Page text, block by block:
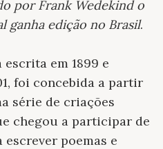
por Frank Wedekind o
ganha edição no Brasil.
escrita em 1899 e
foi concebida a partir
série de criações
chegou a participar de
poemas e